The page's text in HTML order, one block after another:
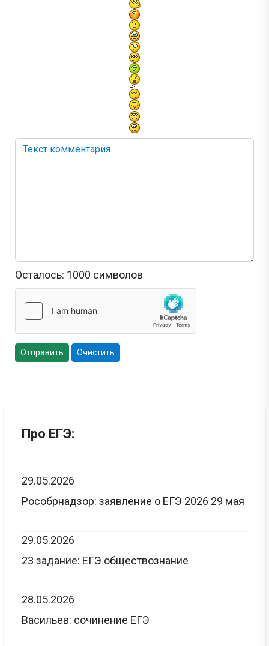
Осталось: 1000 символов
Отправить Очистить
Про ЕГЭ:
29.05.2026
Рособрнадзор: заявление о ЕГЭ 2026 29 мая
29.05.2026
23 задание: ЕГЭ обществознание
28.05.2026
Васильев: сочинение ЕГЭ